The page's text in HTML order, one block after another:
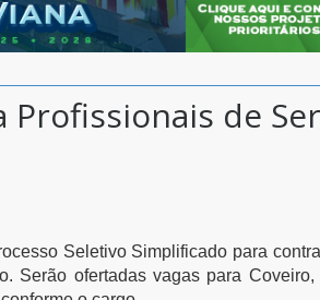
de
Seletivo Simplificado para
Serão ofertadas vagas para Coveiro,